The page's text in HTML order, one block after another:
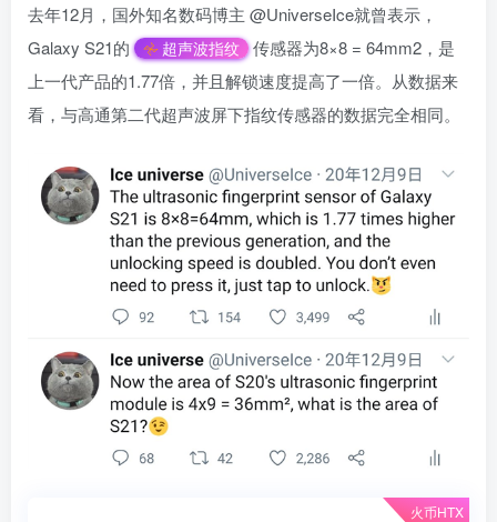
去年12月，国外知名数码博主 @UniverseIce就曾表示，
Galaxy S21的
超声波指纹
传感器为8×8 = 64mm2，是
上一代产品的1.77倍，并且解锁速度提高了一倍。从数据来
看，与高通第二代超声波屏下指纹传感器的数据完全相同。
火币HTX